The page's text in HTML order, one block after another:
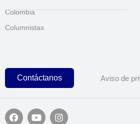
Colombia
Columnistas
Contáctanos Aviso de